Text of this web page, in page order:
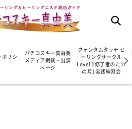
ポリシ
パチコスキー真由美
メディア掲載・出演
ページ
クォンタムタッチ ヒ
ーリングサークル
Level 1修了者のため
の月1実践練習会